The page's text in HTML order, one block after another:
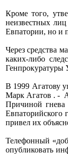
Кроме того,
неизвестных
Евпатории, но и
Через средства
каких-либо
Генпрокуратуры
В 1999 Агатову
Марк Агатов . -
Причиной гнева
Евпаторийского
привел их
Телефонный
опубликовать